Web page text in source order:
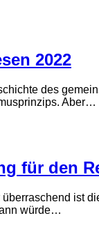
2022
des
Aber…
für den
ist
würde…